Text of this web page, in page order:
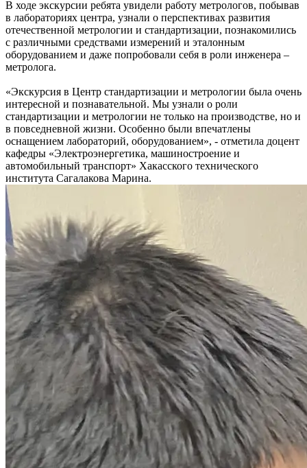
В ходе экскурсии ребята увидели работу метрологов, побывав
в лабораториях центра, узнали о перспективах развития
отечественной метрологии и стандартизации, познакомились
с различными средствами измерений и эталонным
оборудованием и даже попробовали себя в роли инженера –
метролога.
«Экскурсия в Центр стандартизации и метрологии была очень
интересной и познавательной. Мы узнали о роли
стандартизации и метрологии не только на производстве, но и
в повседневной жизни. Особенно были впечатлены
оснащением лабораторий, оборудованием», - отметила доцент
кафедры «Электроэнергетика, машиностроение и
автомобильный транспорт» Хакасского технического
института Сагалакова Марина.